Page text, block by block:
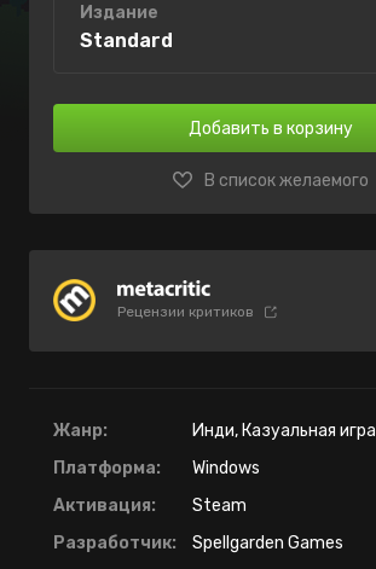
Издание
Standard
Добавить в корзину
В список желаемого
Рецензии критиков
Жанр:
Инди, Казуальная игра
Платформа:
Windows
Активация:
Steam
Разработчик:
Spellgarden Games